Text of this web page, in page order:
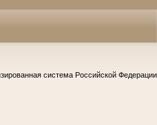
система Российской